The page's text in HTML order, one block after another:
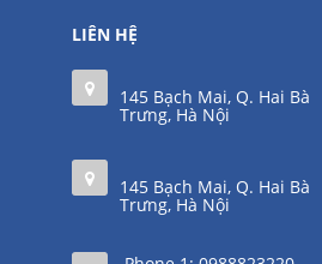
LIÊN HỆ
145 Bạch Mai, Q. Hai Bà
Trưng, Hà Nội
145 Bạch Mai, Q. Hai Bà
Trưng, Hà Nội